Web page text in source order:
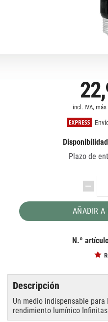
incl. IVA, más
Plazo de
AÑADIR A
N.º
Descripción
Un medio indispensable
rendimiento lumínico